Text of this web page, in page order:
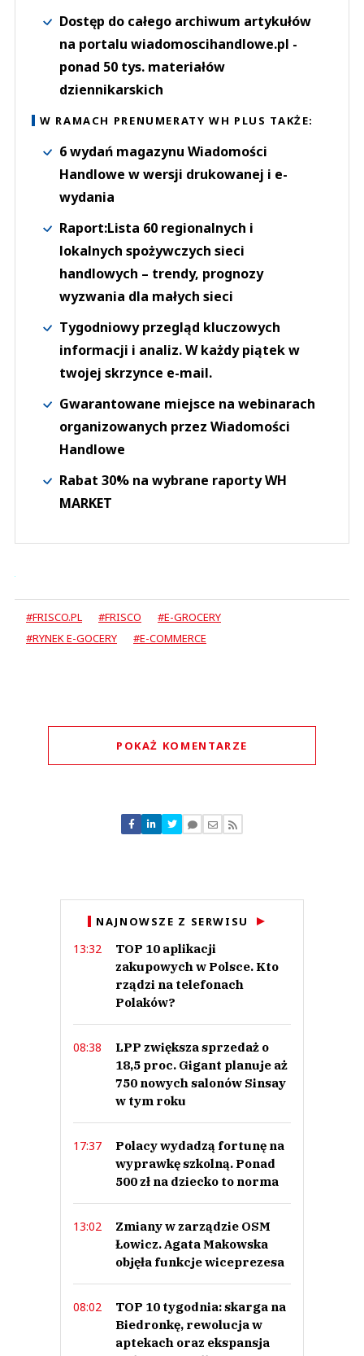
Dostęp do całego archiwum artykułów
na portalu wiadomoscihandlowe.pl -
ponad 50 tys. materiałów
dziennikarskich
W RAMACH PRENUMERATY WH PLUS TAKŻE:
6 wydań magazynu Wiadomości
Handlowe w wersji drukowanej i e-
wydania
Raport:Lista 60 regionalnych i
lokalnych spożywczych sieci
handlowych – trendy, prognozy
wyzwania dla małych sieci
Tygodniowy przegląd kluczowych
informacji i analiz. W każdy piątek w
twojej skrzynce e-mail.
Gwarantowane miejsce na webinarach
organizowanych przez Wiadomości
Handlowe
Rabat 30% na wybrane raporty WH
MARKET
#FRISCO.PL #FRISCO
#E-GROCERY
#RYNEK E-GOCERY
#E-COMMERCE
POKAŻ KOMENTARZE
Nie znaleziono komentarzy
Zostaw swoje komentarze
NAJNOWSZE Z SERWISU
13:32
TOP 10 aplikacji
zakupowych w Polsce. Kto
rządzi na telefonach
Polaków?
08:38
LPP zwiększa sprzedaż o
18,5 proc. Gigant planuje aż
750 nowych salonów Sinsay
w tym roku
17:37
Polacy wydadzą fortunę na
wyprawkę szkolną. Ponad
500 zł na dziecko to norma
13:02
Zmiany w zarządzie OSM
Łowicz. Agata Makowska
objęła funkcje wiceprezesa
08:02
TOP 10 tygodnia: skarga na
Biedronkę, rewolucja w
aptekach oraz ekspansja